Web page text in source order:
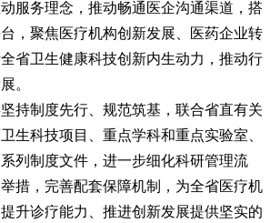
服务理念，推动畅通医企沟通渠道，搭
，聚焦医疗机构创新发展、医药企业转
省卫生健康科技创新内生动力，推动行
。
制度先行、规范筑基，联合省直有关
生科技项目、重点学科和重点实验室、
列制度文件，进一步细化科研管理流
措，完善配套保障机制，为全省医疗机
升诊疗能力、推进创新发展提供坚实的